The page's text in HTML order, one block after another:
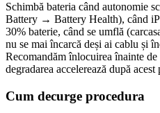
Schimbă bateria când autonomie
Battery → Battery Health), când
30% baterie, când se umflă
nu se mai încarcă deși ai cablu și
Recomandăm înlocuirea înainte
degradarea accelerează după acest
Cum decurge procedura